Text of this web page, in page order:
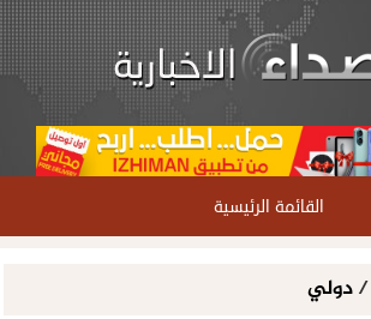
القائمة الرئيسية
/دولي